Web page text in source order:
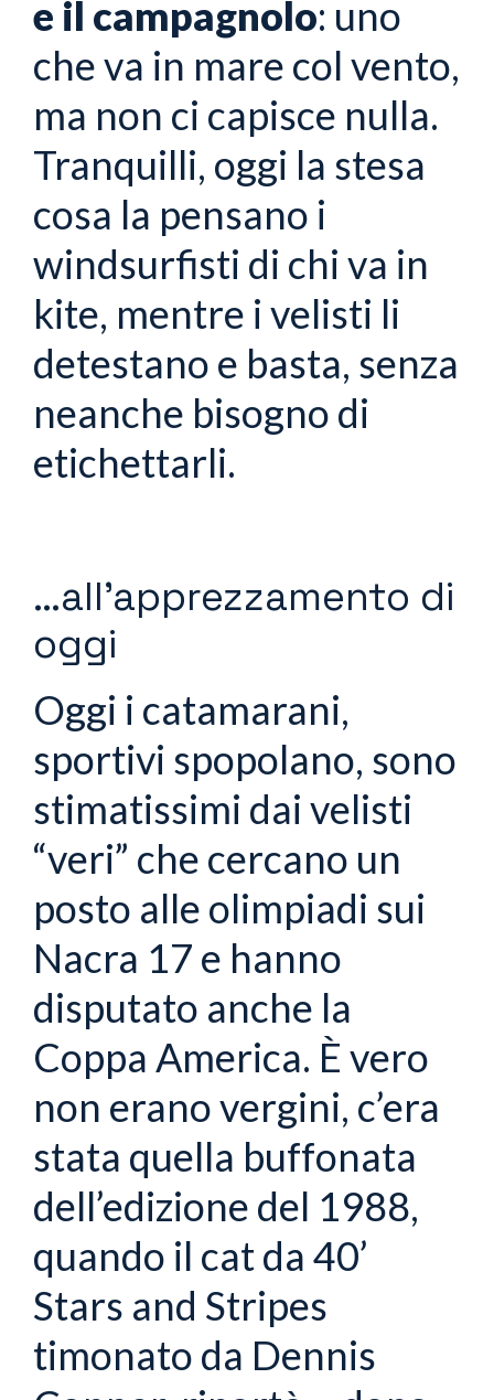
e il campagnolo: uno
che va in mare col vento,
ma non ci capisce nulla.
Tranquilli, oggi la stesa
cosa la pensano i
windsurfisti di chi va in
kite, mentre i velisti li
detestano e basta, senza
neanche bisogno di
etichettarli.
…all’apprezzamento di
oggi
Oggi i catamarani,
sportivi spopolano, sono
stimatissimi dai velisti
“veri” che cercano un
posto alle olimpiadi sui
Nacra 17 e hanno
disputato anche la
Coppa America. È vero
non erano vergini, c’era
stata quella buffonata
dell’edizione del 1988,
quando il cat da 40’
Stars and Stripes
timonato da Dennis